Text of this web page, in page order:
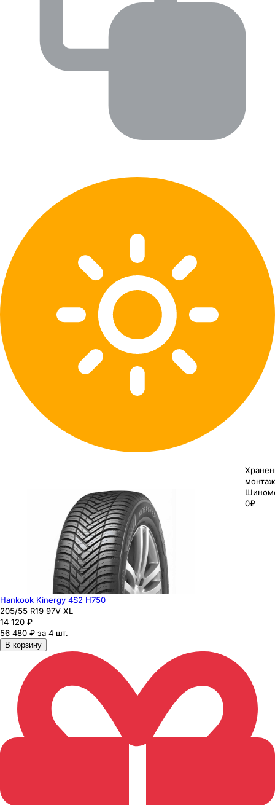
0₽
Hankook Kinergy 4S2 H750
205/55 R19 97V XL
14 120 ₽
56 480 ₽ за 4 шт.
В корзину